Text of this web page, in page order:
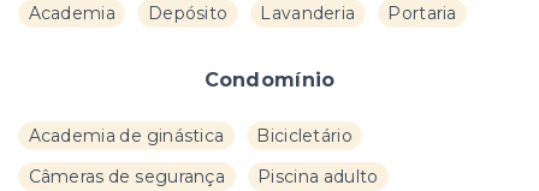
Academia Depósito Lavanderia Portaria
Condomínio
Academia de ginástica
Bicicletário
Câmeras de segurança
Piscina adulto